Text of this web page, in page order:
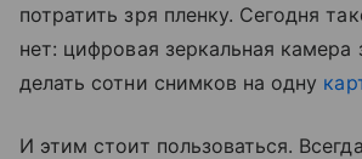
потратить зря пленку. Сегодня
нет: цифровая зеркальная
делать сотни снимков на одну
И этим стоит пользоваться.